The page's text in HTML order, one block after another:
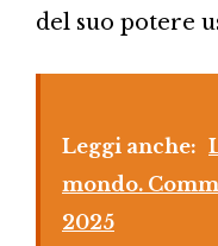
del suo potere
Leggi anche:
mondo.
2025